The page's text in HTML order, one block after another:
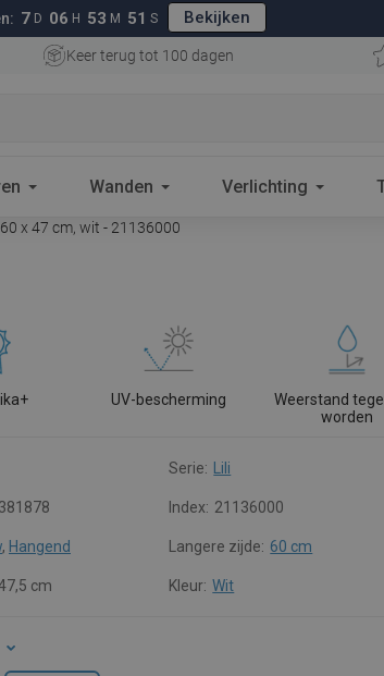
7 D 06 H 53 M 50 S Bekijken
Keer terug tot 100 dagen
Wanden Verlichting
x 47 cm, wit - 21136000
UV-bescherming
Weerstand
worden
Serie: Lili
Index: 21136000
, Hangend Langere zijde: 60 cm
cm Kleur: Wit